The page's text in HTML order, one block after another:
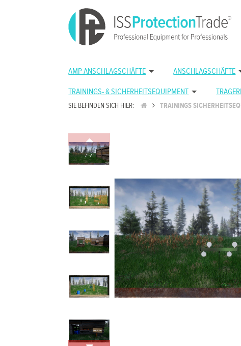
AMP ANSCHLAGSCHÄFTE ANSCHLAGSCHÄFTE
TRAININGS- & SICHERHEITSEQUIPMENT
SIE BEFINDEN SICH HIER: TRAININGS